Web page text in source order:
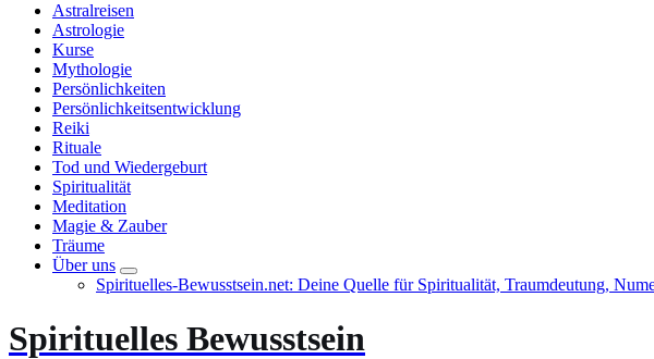
Astralreisen
Astrologie
Kurse
Mythologie
Persönlichkeiten
Persönlichkeitsentwicklung
Reiki
Rituale
Tod und Wiedergeburt
Spiritualität
Meditation
Magie & Zauber
Träume
Über uns
Spirituelles-Bewusstsein.net: Deine Quelle für Spiritualität, Traumdeutung,
Spirituelles Bewusstsein